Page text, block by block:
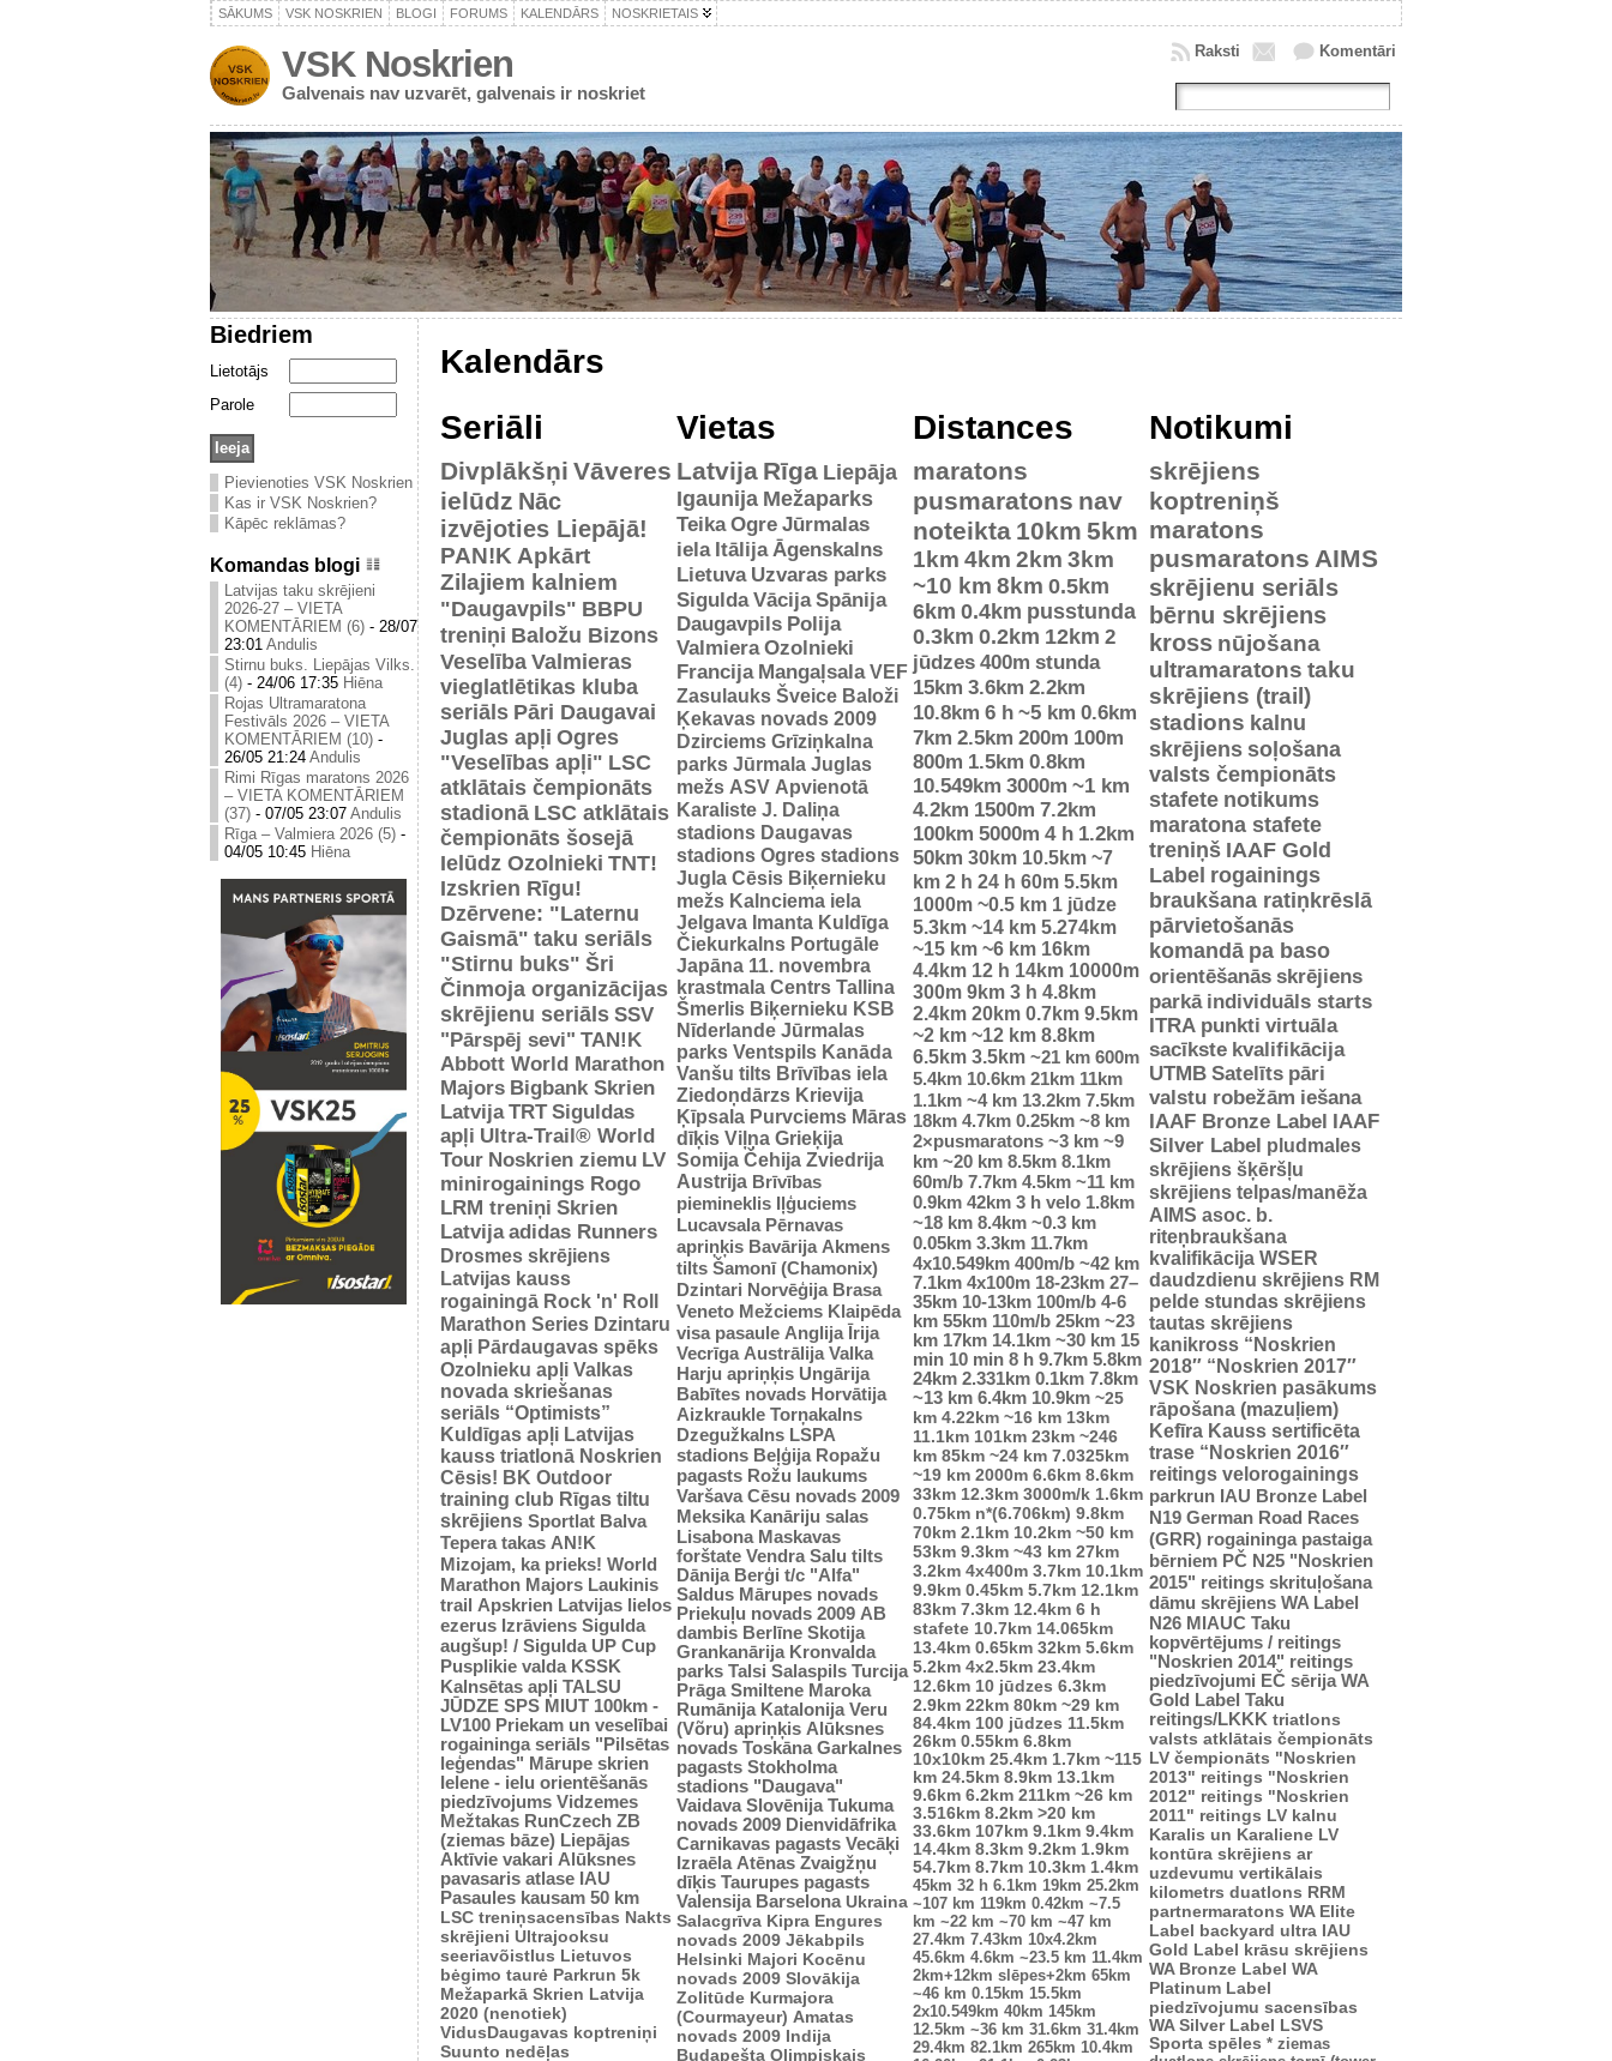
SĀKUMS VSK NOSKRIEN BLOGI FORUMS KALENDĀRS NOSKRIETAIS
VSK Noskrien
Galvenais nav uzvarēt, galvenais ir noskriet
Komentāri
Raksti
Biedriem
Lietotājs
Parole
Pievienoties VSK Noskrien
Kas ir VSK Noskrien?
Kāpēc reklāmas?
Komandas blogi
Latvijas taku skrējieni
2026-27 – VIETA
KOMENTĀRIEM (6) - 28/07
23:01 Andulis
Stirnu buks. Liepājas Vilks.
(4) - 24/06 17:35 Hiēna
Rojas Ultramaratona
Festivāls 2026 – VIETA
KOMENTĀRIEM (10) -
26/05 21:24 Andulis
Rimi Rīgas maratons 2026
– VIETA KOMENTĀRIEM
(37) - 07/05 23:07 Andulis
Rīga – Valmiera 2026 (5) -
04/05 10:45 Hiēna
Kalendārs
Seriāli
Divplākšņi Vāveres
ielūdz Nāc
izvējoties Liepājā!
PAN!K Apkārt
Zilajiem kalniem
"Daugavpils" BBPU
treniņi Baložu Bizons
Veselība Valmieras
vieglatlētikas kluba
seriāls Pāri Daugavai
Juglas apļi Ogres
"Veselības apļi" LSC
atklātais čempionāts
stadionā LSC atklātais
čempionāts šosejā
Ielūdz Ozolnieki TNT!
Izskrien Rīgu!
Dzērvene: "Laternu
Gaismā" taku seriāls
"Stirnu buks" Šri
Činmoja organizācijas
skrējienu seriāls SSV
"Pārspēj sevi" TAN!K
Abbott World Marathon
Majors Bigbank Skrien
Latvija TRT Siguldas
apļi Ultra-Trail® World
Tour Noskrien ziemu LV
minirogainings Rogo
LRM treniņi Skrien
Latvija adidas Runners
Drosmes skrējiens
Latvijas kauss
rogainingā Rock 'n' Roll
Marathon Series Dzintaru
apļi Pārdaugavas spēks
Ozolnieku apļi Valkas
novada skriešanas
seriāls “Optimists”
Kuldīgas apļi Latvijas
kauss triatlonā Noskrien
Cēsis! BK Outdoor
training club Rīgas tiltu
skrējiens Sportlat Balva
Tepera takas AN!K
Mizojam, ka prieks! World
Marathon Majors Laukinis
trail Apskrien Latvijas lielos
ezerus Izrāviens Sigulda
augšup! / Sigulda UP Cup
Pusplikie valda KSSK
Kalnsētas apļi TALSU
JŪDZE SPS MIUT 100km -
LV100 Priekam un veselībai
rogaininga seriāls "Pilsētas
leģendas" Mārupe skrien
Ielene - ielu orientēšanās
piedzīvojums Vidzemes
Mežtakas RunCzech ZB
(ziemas bāze) Liepājas
Aktīvie vakari Alūksnes
pavasaris atlase IAU
Pasaules kausam 50 km
LSC treniņsacensības Nakts
skrējieni Ultrajooksu
seeriavõistlus Lietuvos
bėgimo taurė Parkrun 5k
Mežaparkā Skrien Latvija
2020 (nenotiek)
VidusDaugavas koptreniņi
Suunto nedēļas
Vietas
Latvija Rīga Liepāja
Igaunija Mežaparks
Teika Ogre Jūrmalas
iela Itālija Āgenskalns
Lietuva Uzvaras parks
Sigulda Vācija Spānija
Daugavpils Polija
Valmiera Ozolnieki
Francija Mangaļsala VEF
Zasulauks Šveice Baloži
Ķekavas novads 2009
Dzirciems Grīziņkalna
parks Jūrmala Juglas
mežs ASV Apvienotā
Karaliste J. Daliņa
stadions Daugavas
stadions Ogres stadions
Jugla Cēsis Biķernieku
mežs Kalnciema iela
Jelgava Imanta Kuldīga
Čiekurkalns Portugāle
Japāna 11. novembra
krastmala Centrs Tallina
Šmerlis Biķernieku KSB
Nīderlande Jūrmalas
parks Ventspils Kanāda
Vanšu tilts Brīvības iela
Ziedoņdārzs Krievija
Ķīpsala Purvciems Māras
dīķis Viļņa Grieķija
Somija Čehija Zviedrija
Austrija Brīvības
piemineklis Iļģuciems
Lucavsala Pērnavas
apriņķis Bavārija Akmens
tilts Šamonī (Chamonix)
Dzintari Norvēģija Brasa
Veneto Mežciems Klaipēda
visa pasaule Anglija Īrija
Vecrīga Austrālija Valka
Harju apriņķis Ungārija
Babītes novads Horvātija
Aizkraukle Torņakalns
Dzegužkalns LSPA
stadions Beļģija Ropažu
pagasts Rožu laukums
Varšava Cēsu novads 2009
Meksika Kanāriju salas
Lisabona Maskavas
forštate Vendra Salu tilts
Dānija Berģi t/c "Alfa"
Saldus Mārupes novads
Priekuļu novads 2009 AB
dambis Berlīne Skotija
Grankanārija Kronvalda
parks Talsi Salaspils Turcija
Prāga Smiltene Maroka
Rumānija Katalonija Veru
(Võru) apriņķis Alūksnes
novads Toskāna Garkalnes
pagasts Stokholma
stadions "Daugava"
Vaidava Slovēnija Tukuma
novads 2009 Dienvidāfrika
Carnikavas pagasts Vecāķi
Izraēla Atēnas Zvaigžņu
dīķis Taurupes pagasts
Valensija Barselona Ukraina
Salacgrīva Kipra Engures
novads 2009 Jēkabpils
Helsinki Majori Kocēnu
novads 2009 Slovākija
Zolitūde Kurmajora
(Courmayeur) Amatas
novads 2009 Indija
Budapešta Olimpiskais
Distances
maratons
pusmaratons nav
noteikta 10km 5km
1km 4km 2km 3km
~10 km 8km 0.5km
6km 0.4km pusstunda
0.3km 0.2km 12km 2
jūdzes 400m stunda
15km 3.6km 2.2km
10.8km 6 h ~5 km 0.6km
7km 2.5km 200m 100m
800m 1.5km 0.8km
10.549km 3000m ~1 km
4.2km 1500m 7.2km
100km 5000m 4 h 1.2km
50km 30km 10.5km ~7
km 2 h 24 h 60m 5.5km
1000m ~0.5 km 1 jūdze
5.3km ~14 km 5.274km
~15 km ~6 km 16km
4.4km 12 h 14km 10000m
300m 9km 3 h 4.8km
2.4km 20km 0.7km 9.5km
~2 km ~12 km 8.8km
6.5km 3.5km ~21 km 600m
5.4km 10.6km 21km 11km
1.1km ~4 km 13.2km 7.5km
18km 4.7km 0.25km ~8 km
2×pusmaratons ~3 km ~9
km ~20 km 8.5km 8.1km
60m/b 7.7km 4.5km ~11 km
0.9km 42km 3 h velo 1.8km
~18 km 8.4km ~0.3 km
0.05km 3.3km 11.7km
4x10.549km 400m/b ~42 km
7.1km 4x100m 18-23km 27–
35km 10-13km 100m/b 4-6
km 55km 110m/b 25km ~23
km 17km 14.1km ~30 km 15
min 10 min 8 h 9.7km 5.8km
24km 2.331km 0.1km 7.8km
~13 km 6.4km 10.9km ~25
km 4.22km ~16 km 13km
11.1km 101km 23km ~246
km 85km ~24 km 7.0325km
~19 km 2000m 6.6km 8.6km
33km 12.3km 3000m/k 1.6km
0.75km n*(6.706km) 9.8km
70km 2.1km 10.2km ~50 km
53km 9.3km ~43 km 27km
3.2km 4x400m 3.7km 10.1km
9.9km 0.45km 5.7km 12.1km
83km 7.3km 12.4km 6 h
stafete 10.7km 14.065km
13.4km 0.65km 32km 5.6km
5.2km 4x2.5km 23.4km
12.6km 10 jūdzes 6.3km
2.9km 22km 80km ~29 km
84.4km 100 jūdzes 11.5km
26km 0.55km 6.8km
10x10km 25.4km 1.7km ~115
km 24.5km 8.9km 13.1km
9.6km 6.2km 211km ~26 km
3.516km 8.2km >20 km
33.6km 107km 9.1km 9.4km
14.4km 8.3km 9.2km 1.9km
54.7km 8.7km 10.3km 1.4km
45km 32 h 6.1km 19km 25.2km
~107 km 119km 0.42km ~7.5
km ~22 km ~70 km ~47 km
27.4km 7.43km 10x4.2km
45.6km 4.6km ~23.5 km 11.4km
2km+12km slēpes+2km 65km
~46 km 0.15km 15.5km
2x10.549km 40km 145km
12.5km ~36 km 31.6km 31.4km
29.4km 82.1km 265km 10.4km
Notikumi
skrējiens
koptreniņš
maratons
pusmaratons AIMS
skrējienu seriāls
bērnu skrējiens
kross nūjošana
ultramaratons taku
skrējiens (trail)
stadions kalnu
skrējiens soļošana
valsts čempionāts
stafete notikums
maratona stafete
treniņš IAAF Gold
Label rogainings
braukšana ratiņkrēslā
pārvietošanās
komandā pa baso
orientēšanās skrējiens
parkā individuāls starts
ITRA punkti virtuāla
sacīkste kvalifikācija
UTMB Satelīts pāri
valstu robežām iešana
IAAF Bronze Label IAAF
Silver Label pludmales
skrējiens šķēršļu
skrējiens telpas/manēža
AIMS asoc. b.
riteņbraukšana
kvalifikācija WSER
daudzdienu skrējiens RM
pelde stundas skrējiens
tautas skrējiens
kanikross “Noskrien
2018″ “Noskrien 2017″
VSK Noskrien pasākums
rāpošana (mazuļiem)
Kefīra Kauss sertificēta
trase “Noskrien 2016″
reitings velorogainings
parkrun IAU Bronze Label
N19 German Road Races
(GRR) rogaininga pastaiga
bērniem PČ N25 "Noskrien
2015" reitings skrituļošana
dāmu skrējiens WA Label
N26 MIAUC Taku
kopvērtējums / reitings
"Noskrien 2014" reitings
piedzīvojumi EČ sērija WA
Gold Label Taku
reitings/LKKK triatlons
valsts atklātais čempionāts
LV čempionāts "Noskrien
2013" reitings "Noskrien
2012" reitings "Noskrien
2011" reitings LV kalnu
Karalis un Karaliene LV
kontūra skrējiens ar
uzdevumu vertikālais
kilometrs duatlons RRM
partnermaratons WA Elite
Label backyard ultra IAU
Gold Label krāsu skrējiens
WA Bronze Label WA
Platinum Label
piedzīvojumu sacensības
WA Silver Label LSVS
Sporta spēles * ziemas